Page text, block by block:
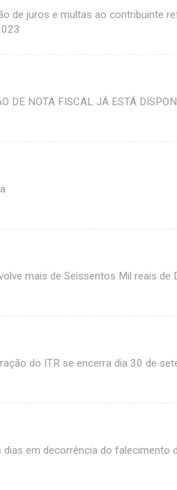
de juros e multas ao contribuinte
DE NOTA FISCAL JÁ ESTÁ
mais de Seissentos Mil reais
do ITR se encerra dia 30 de
em decorrência do falecimento